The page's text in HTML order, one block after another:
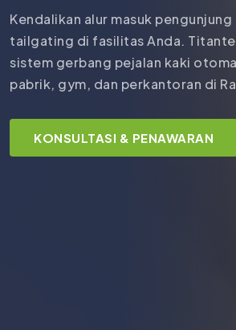
Kendalikan alur masuk
tailgating di fasilitas Anda.
sistem gerbang pejalan kaki
pabrik, gym, dan perkantoran di
KONSULTASI & PENAWARAN